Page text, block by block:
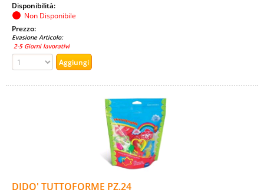
Disponibilità:
Non Disponibile
Prezzo:
Evasione Articolo:
2-5 Giorni lavorativi
DIDO' TUTTOFORME PZ.24